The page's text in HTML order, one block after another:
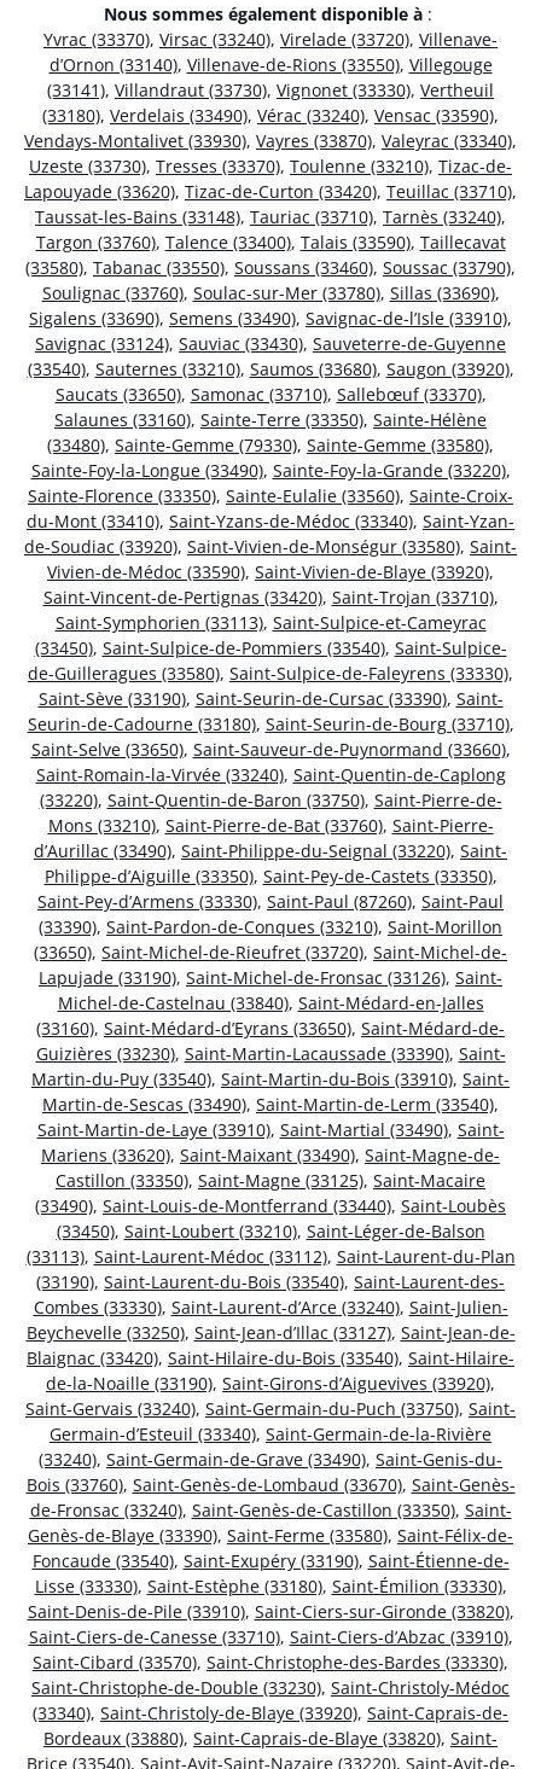
Nous sommes également disponible à :
Yvrac (33370), Virsac (33240), Virelade (33720), Villenave-
d’Ornon (33140), Villenave-de-Rions (33550), Villegouge
(33141), Villandraut (33730), Vignonet (33330), Vertheuil
(33180), Verdelais (33490), Vérac (33240), Vensac (33590),
Vendays-Montalivet (33930), Vayres (33870), Valeyrac (33340),
Uzeste (33730), Tresses (33370), Toulenne (33210), Tizac-de-
Lapouyade (33620), Tizac-de-Curton (33420), Teuillac (33710),
Taussat-les-Bains (33148), Tauriac (33710), Tarnès (33240),
Targon (33760), Talence (33400), Talais (33590), Taillecavat
(33580), Tabanac (33550), Soussans (33460), Soussac (33790),
Soulignac (33760), Soulac-sur-Mer (33780), Sillas (33690),
Sigalens (33690), Semens (33490), Savignac-de-l’Isle (33910),
Savignac (33124), Sauviac (33430), Sauveterre-de-Guyenne
(33540), Sauternes (33210), Saumos (33680), Saugon (33920),
Saucats (33650), Samonac (33710), Sallebœuf (33370),
Salaunes (33160), Sainte-Terre (33350), Sainte-Hélène
(33480), Sainte-Gemme (79330), Sainte-Gemme (33580),
Sainte-Foy-la-Longue (33490), Sainte-Foy-la-Grande (33220),
Sainte-Florence (33350), Sainte-Eulalie (33560), Sainte-Croix-
du-Mont (33410), Saint-Yzans-de-Médoc (33340), Saint-Yzan-
de-Soudiac (33920), Saint-Vivien-de-Monségur (33580), Saint-
Vivien-de-Médoc (33590), Saint-Vivien-de-Blaye (33920),
Saint-Vincent-de-Pertignas (33420), Saint-Trojan (33710),
Saint-Symphorien (33113), Saint-Sulpice-et-Cameyrac
(33450), Saint-Sulpice-de-Pommiers (33540), Saint-Sulpice-
de-Guilleragues (33580), Saint-Sulpice-de-Faleyrens (33330),
Saint-Sève (33190), Saint-Seurin-de-Cursac (33390), Saint-
Seurin-de-Cadourne (33180), Saint-Seurin-de-Bourg (33710),
Saint-Selve (33650), Saint-Sauveur-de-Puynormand (33660),
Saint-Romain-la-Virvée (33240), Saint-Quentin-de-Caplong
(33220), Saint-Quentin-de-Baron (33750), Saint-Pierre-de-
Mons (33210), Saint-Pierre-de-Bat (33760), Saint-Pierre-
d’Aurillac (33490), Saint-Philippe-du-Seignal (33220), Saint-
Philippe-d’Aiguille (33350), Saint-Pey-de-Castets (33350),
Saint-Pey-d’Armens (33330), Saint-Paul (87260), Saint-Paul
(33390), Saint-Pardon-de-Conques (33210), Saint-Morillon
(33650), Saint-Michel-de-Rieufret (33720), Saint-Michel-de-
Lapujade (33190), Saint-Michel-de-Fronsac (33126), Saint-
Michel-de-Castelnau (33840), Saint-Médard-en-Jalles
(33160), Saint-Médard-d’Eyrans (33650), Saint-Médard-de-
Guizières (33230), Saint-Martin-Lacaussade (33390), Saint-
Martin-du-Puy (33540), Saint-Martin-du-Bois (33910), Saint-
Martin-de-Sescas (33490), Saint-Martin-de-Lerm (33540),
Saint-Martin-de-Laye (33910), Saint-Martial (33490), Saint-
Mariens (33620), Saint-Maixant (33490), Saint-Magne-de-
Castillon (33350), Saint-Magne (33125), Saint-Macaire
(33490), Saint-Louis-de-Montferrand (33440), Saint-Loubès
(33450), Saint-Loubert (33210), Saint-Léger-de-Balson
(33113), Saint-Laurent-Médoc (33112), Saint-Laurent-du-Plan
(33190), Saint-Laurent-du-Bois (33540), Saint-Laurent-des-
Combes (33330), Saint-Laurent-d’Arce (33240), Saint-Julien-
Beychevelle (33250), Saint-Jean-d’Illac (33127), Saint-Jean-de-
Blaignac (33420), Saint-Hilaire-du-Bois (33540), Saint-Hilaire-
de-la-Noaille (33190), Saint-Girons-d’Aiguevives (33920),
Saint-Gervais (33240), Saint-Germain-du-Puch (33750), Saint-
Germain-d’Esteuil (33340), Saint-Germain-de-la-Rivière
(33240), Saint-Germain-de-Grave (33490), Saint-Genis-du-
Bois (33760), Saint-Genès-de-Lombaud (33670), Saint-Genès-
de-Fronsac (33240), Saint-Genès-de-Castillon (33350), Saint-
Genès-de-Blaye (33390), Saint-Ferme (33580), Saint-Félix-de-
Foncaude (33540), Saint-Exupéry (33190), Saint-Étienne-de-
Lisse (33330), Saint-Estèphe (33180), Saint-Émilion (33330),
Saint-Denis-de-Pile (33910), Saint-Ciers-sur-Gironde (33820),
Saint-Ciers-de-Canesse (33710), Saint-Ciers-d’Abzac (33910),
Saint-Cibard (33570), Saint-Christophe-des-Bardes (33330),
Saint-Christophe-de-Double (33230), Saint-Christoly-Médoc
(33340), Saint-Christoly-de-Blaye (33920), Saint-Caprais-de-
Bordeaux (33880), Saint-Caprais-de-Blaye (33820), Saint-
Brice (33540), Saint-Avit-Saint-Nazaire (33220), Saint-Avit-de-